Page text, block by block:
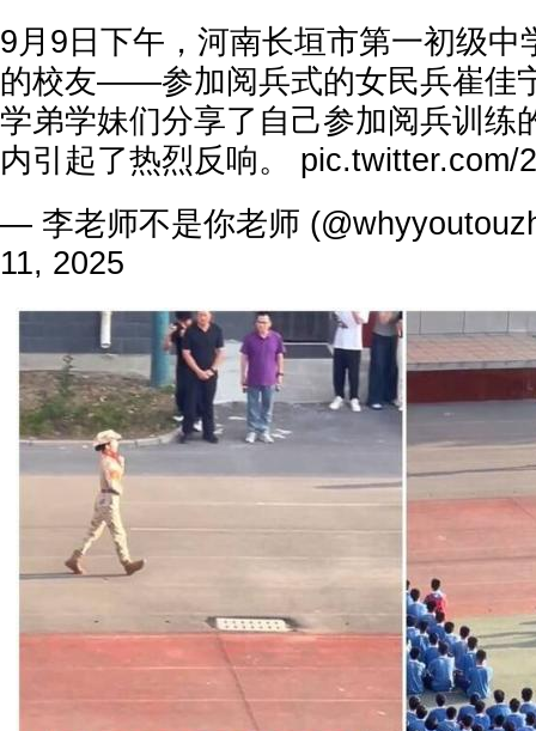
9月9日下午，河南长垣市第一初级中
的校友——参加阅兵式的女民兵崔佳
学弟学妹们分享了自己参加阅兵训练
内引起了热烈反响。 pic.twitter.com/
— 李老师不是你老师
11, 2025